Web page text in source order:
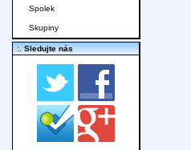
Spolek
Skupiny
:. Sledujte nás